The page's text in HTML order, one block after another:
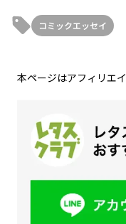
コミックエッセイ
本ページはアフィリエ